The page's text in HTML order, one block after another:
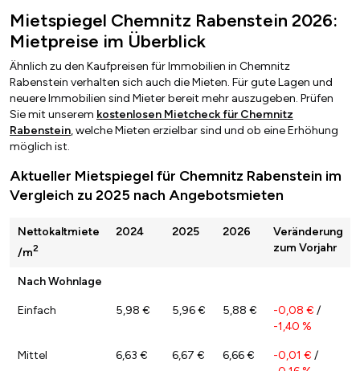
Mietspiegel Chemnitz Rabenstein 2026:
Mietpreise im Überblick
Ähnlich zu den Kaufpreisen für Immobilien in Chemnitz
Rabenstein verhalten sich auch die Mieten. Für gute Lagen und
neuere Immobilien sind Mieter bereit mehr auszugeben. Prüfen
Sie mit unserem kostenlosen Mietcheck für Chemnitz
Rabenstein, welche Mieten erzielbar sind und ob eine Erhöhung
möglich ist.
Aktueller Mietspiegel für Chemnitz Rabenstein im
Vergleich zu 2025 nach Angebotsmieten
Nettokaltmiete
/m2
2024 2025 2026
Veränderung
zum Vorjahr
Nach Wohnlage
Einfach 5,98 € 5,96 € 5,88 € -0,08 € /
-1,40 %
Mittel 6,63 € 6,67 € 6,66 € -0,01 € /